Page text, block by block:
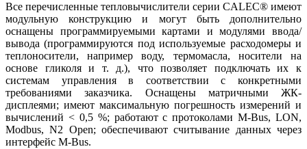
Все перечисленные тепловычис­лители серии CALEC® имеют
модульную конструкцию и могут быть дополнительно
оснащены программируемыми картами и модулями ввода/
вывода (программируются под используемые расходомеры и
теплоносители, например воду, термомасла, носители на
основе гликоля и т. д.), что позволяет подключать их к
системам управления в соответствии с конкретными
требованиями заказчика. Оснащены матричными ЖК-
дисплеями; имеют максимальную погрешность измерений и
вычислений < 0,5 %; работают с протоколами M‑Bus, LON,
Modbus, N2 Open; обеспечивают считывание данных через
интерфейс M‑Bus.